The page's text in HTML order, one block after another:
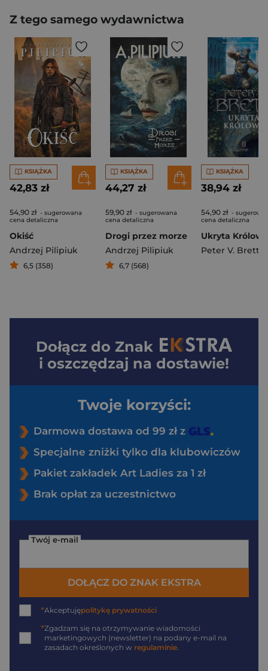
Z tego samego wydawnictwa
KSIĄŻKA
42,83 zł
54,90 zł - sugerowana
cena detaliczna
Okiść
Andrzej Pilipiuk
6,5 (358)
KSIĄŻKA
44,27 zł
59,90 zł - sugerowana
cena detaliczna
Drogi przez morze
Andrzej Pilipiuk
6,7 (568)
KSIĄŻKA
38,94 zł
54,90 zł -
cena detaliczna
Peter V. Brett
Dołącz do Znak
i oszczędzaj na dostawie!
Twoje korzyści:
Darmowa dostawa od 99 zł z
Specjalne zniżki tylko dla klubowiczów
Pakiet zakładek Art Ladies za 1 zł
Brak opłat za uczestnictwo
Twój e-mail
DOŁĄCZ DO ZNAK EKSTRA
*Akceptujępolitykę prywatności
*Zgadzam się na otrzymywanie wiadomości
marketingowych (newsletter) na podany e-mail na
zasadach określonych w regulaminie